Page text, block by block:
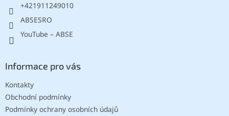
+421911249010
ABSESRO
YouTube – ABSE
Informace pro vás
Kontakty
Obchodní podmínky
Podmínky ochrany osobních údajů